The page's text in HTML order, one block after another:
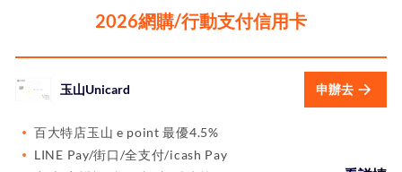
2026網購/行動支付信用卡
玉山Unicard 申辦去
百大特店玉山 e point 最優4.5%
LINE Pay/街口/全支付/icash Pay